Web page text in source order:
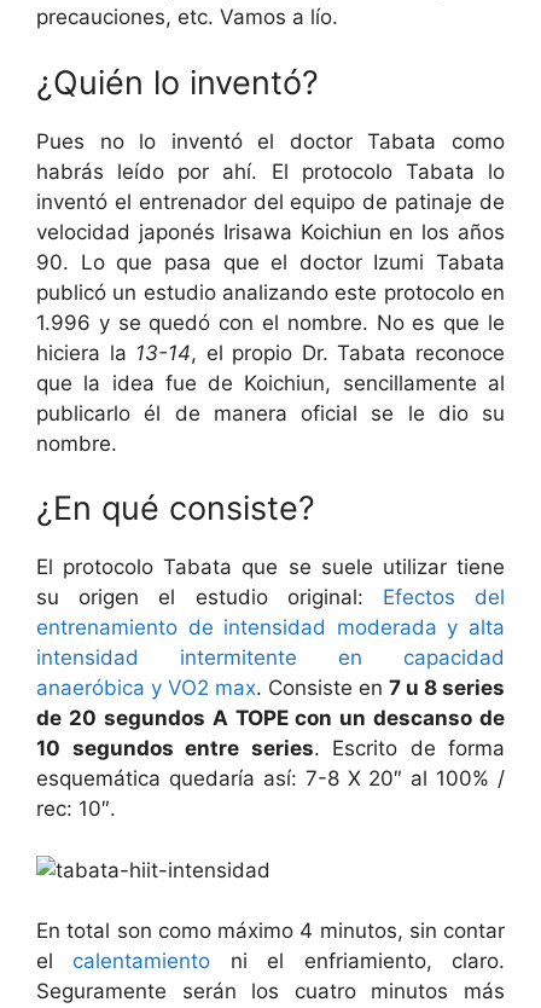
precauciones, etc. Vamos a lío.
¿Quién lo inventó?
Pues no lo inventó el doctor Tabata como
habrás leído por ahí. El protocolo Tabata lo
inventó el entrenador del equipo de patinaje de
velocidad japonés Irisawa Koichiun en los años
90. Lo que pasa que el doctor Izumi Tabata
publicó un estudio analizando este protocolo en
1.996 y se quedó con el nombre. No es que le
hiciera la 13-14, el propio Dr. Tabata reconoce
que la idea fue de Koichiun, sencillamente al
publicarlo él de manera oficial se le dio su
nombre.
¿En qué consiste?
El protocolo Tabata que se suele utilizar tiene
su origen el estudio original: Efectos del
entrenamiento de intensidad moderada y alta
intensidad intermitente en capacidad
anaeróbica y VO2 max. Consiste en 7 u 8 series
de 20 segundos A TOPE con un descanso de
10 segundos entre series. Escrito de forma
esquemática quedaría así: 7-8 X 20″ al 100% /
rec: 10″.
En total son como máximo 4 minutos, sin contar
el calentamiento ni el enfriamiento, claro.
Seguramente serán los cuatro minutos más